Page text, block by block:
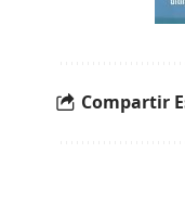
Compartir